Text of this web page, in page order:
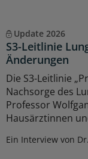
Update 2026
S3-Leitlinie
Änderungen
Die S3-Leitlinie
Nachsorge des
Professor
Hausärztinnen
Ein Interview von